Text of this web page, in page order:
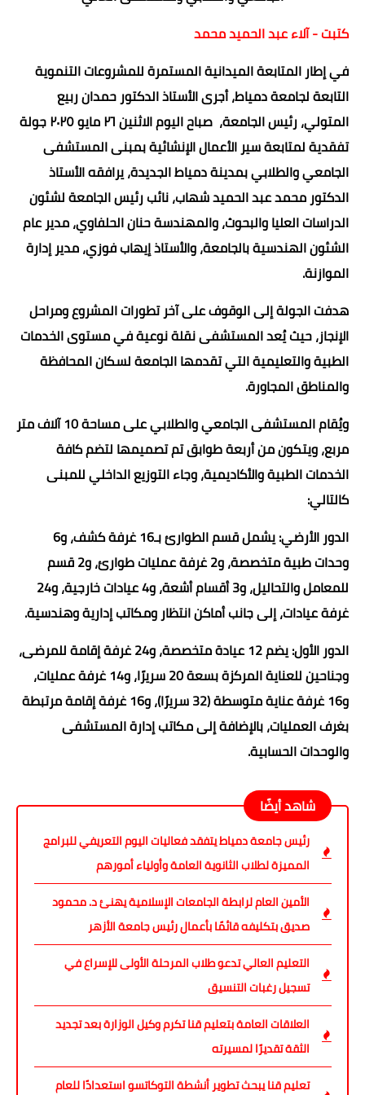
كتبت - آلاء عبد الحميد محمد
في إطار المتابعة الميدانية المستمرة للمشروعات التنموية
التابعة لجامعة دمياط، أجرى الأستاذ الدكتور حمدان ربيع
المتولي، رئيس الجامعة، صباح اليوم الاثنين ٢٦ مايو ٢٠٢٥ جولة
تفقدية لمتابعة سير الأعمال الإنشائية بمبنى المستشفى
الجامعي والطلابي بمدينة دمياط الجديدة، يرافقه الأستاذ
الدكتور محمد عبد الحميد شهاب، نائب رئيس الجامعة لشئون
الدراسات العليا والبحوث، والمهندسة حنان الحلفاوي، مدير عام
الشئون الهندسية بالجامعة، والأستاذ إيهاب فوزي، مدير إدارة
الموازنة.
هدفت الجولة إلى الوقوف على آخر تطورات المشروع ومراحل
الإنجاز، حيث يُعد المستشفى نقلة نوعية في مستوى الخدمات
الطبية والتعليمية التي تقدمها الجامعة لسكان المحافظة
والمناطق المجاورة.
ويُقام المستشفى الجامعي والطلابي على مساحة 10 آلاف متر
مربع، ويتكون من أربعة طوابق تم تصميمها لتضم كافة
الخدمات الطبية والأكاديمية، وجاء التوزيع الداخلي للمبنى
كالتالي:
الدور الأرضي: يشمل قسم الطوارئ بـ16 غرفة كشف، و6
وحدات طبية متخصصة، و2 غرفة عمليات طوارئ، و2 قسم
للمعامل والتحاليل، و3 أقسام أشعة، و4 عيادات خارجية، و24
غرفة عيادات، إلى جانب أماكن انتظار ومكاتب إدارية وهندسية.
الدور الأول: يضم 12 عيادة متخصصة، و24 غرفة إقامة للمرضى،
وجناحين للعناية المركزة بسعة 20 سريرًا، و14 غرفة عمليات،
و16 غرفة عناية متوسطة (32 سريرًا)، و16 غرفة إقامة مرتبطة
بغرف العمليات، بالإضافة إلى مكاتب إدارة المستشفى
والوحدات الحسابية.
شاهد أيضًا
رئيس جامعة دمياط يتفقد فعاليات اليوم التعريفي للبرامج
المميزة لطلاب الثانوية العامة وأولياء أمورهم
الأمين العام لرابطة الجامعات الإسلامية يهنئ د. محمود
صديق بتكليفه قائمًا بأعمال رئيس جامعة الأزهر
التعليم العالي تدعو طلاب المرحلة الأولى للإسراع في
تسجيل رغبات التنسيق
العلاقات العامة بتعليم قنا تكرم وكيل الوزارة بعد تجديد
الثقة تقديرًا لمسيرته
تعليم قنا يبحث تطوير أنشطة التوكاتسو استعدادًا للعام